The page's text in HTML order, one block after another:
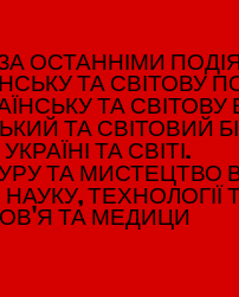
ОСТАННІМИ
ТА СВІТОВУ
ТА СВІТОВУ
ТА СВІТОВИЙ
ТА СВІТІ.
ТА МИСТЕЦТВО В
ТЕХНОЛОГІЇ
ТА МЕДИЦИ
ОСТАННІМИ
ТА СВІТОВУ
ТА СВІТОВУ
ТА СВІТОВИЙ
ТА СВІТІ.
ТА МИСТЕЦТВО В
ТЕХНОЛОГІЇ
ТА МЕДИЦИ